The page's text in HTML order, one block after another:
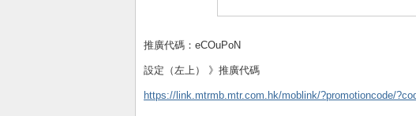
推廣代碼：eCOuPoN
設定（左上） 》推廣代碼
https://link.mtrmb.mtr.com.hk/moblink/?promotioncode/